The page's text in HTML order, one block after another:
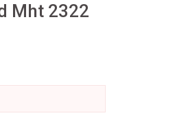
Mht 2322